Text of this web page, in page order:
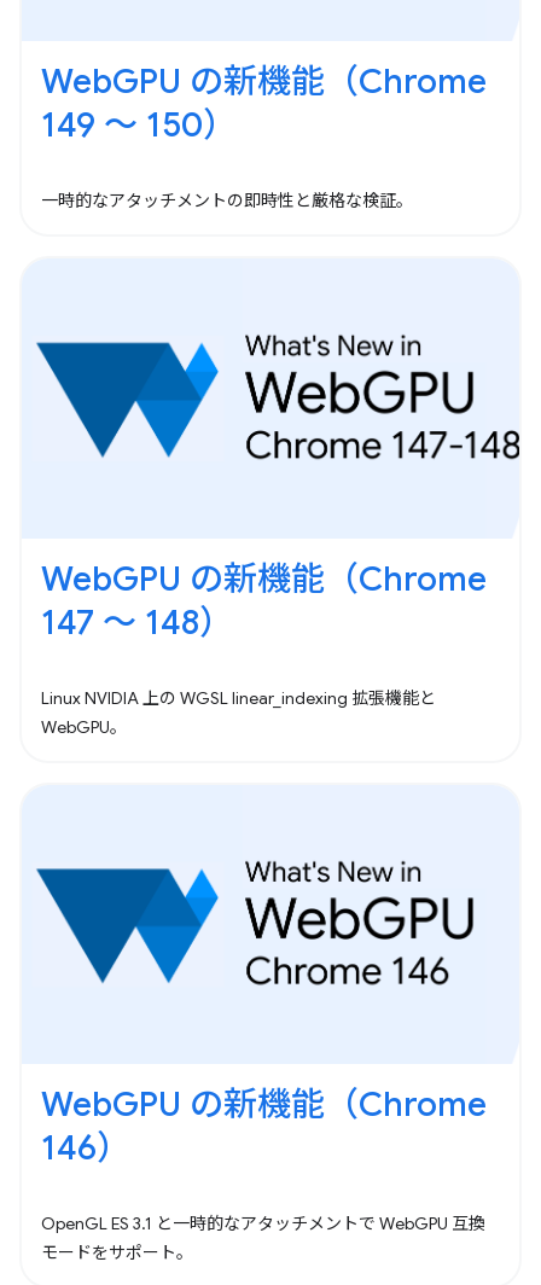
WebGPU の新機能（Chrome
149 ～ 150）
一時的なアタッチメントの即時性と厳格な検証。
WebGPU の新機能（Chrome
147 ～ 148）
Linux NVIDIA 上の WGSL linear_indexing 拡張機能と
WebGPU。
WebGPU の新機能（Chrome
146）
OpenGL ES 3.1 と一時的なアタッチメントで WebGPU 互換
モードをサポート。